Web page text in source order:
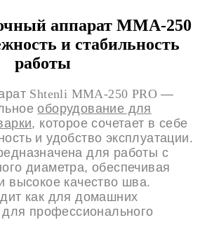
аппарат MMA-250
и стабильность
работы
Shtenli MMA-250 PRO —
оборудование для
, которое сочетает в себе
и удобство эксплуатации.
для работы с
диаметра, обеспечивая
высокое качество шва.
как для домашних
для профессионального